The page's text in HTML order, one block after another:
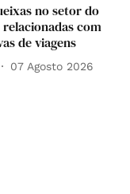
no setor do
com
de viagens
07 Agosto 2026